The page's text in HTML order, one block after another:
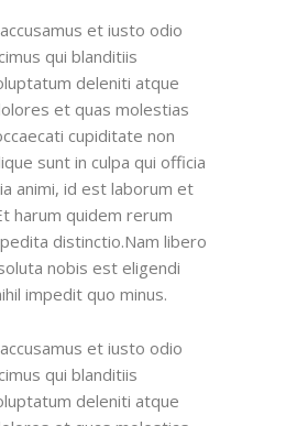
et iusto odio
qui blanditiis
deleniti atque
et quas molestias
cupiditate non
sunt in culpa qui officia
animi, id est laborum et
harum quidem rerum
distinctio.Nam libero
nobis est eligendi
impedit quo minus.
et iusto odio
qui blanditiis
deleniti atque